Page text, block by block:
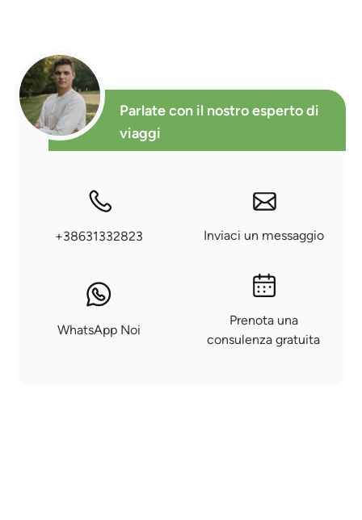
Parlate con il nostro esperto di
viaggi
+38631332823 Inviaci un messaggio
WhatsApp Noi
Prenota una
consulenza gratuita